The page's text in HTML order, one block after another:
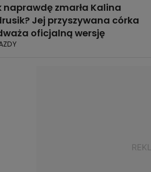
naprawdę zmarła Kalina
Jej przyszywana córka
oficjalną wersję